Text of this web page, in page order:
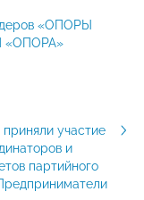
«ОПОРЫ
«ОПОРА»
участие
и
партийного